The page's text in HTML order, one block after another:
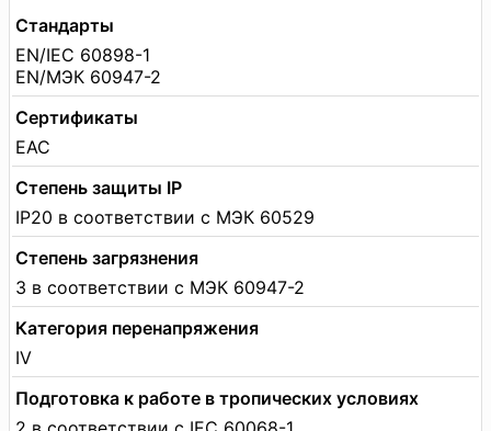
Стандарты
EN/IEC 60898-1
EN/МЭК 60947-2
Сертификаты
EAC
Степень защиты IP
IP20 в соответствии с МЭК 60529
Степень загрязнения
3 в соответствии с МЭК 60947-2
Категория перенапряжения
IV
Подготовка к работе в тропических условиях